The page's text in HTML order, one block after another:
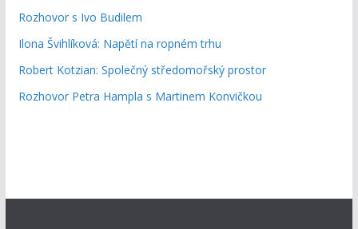
Rozhovor s Ivo Budilem
Ilona Švihlíková: Napětí na ropném trhu
Robert Kotzian: Společný středomořský prostor
Rozhovor Petra Hampla s Martinem Konvičkou